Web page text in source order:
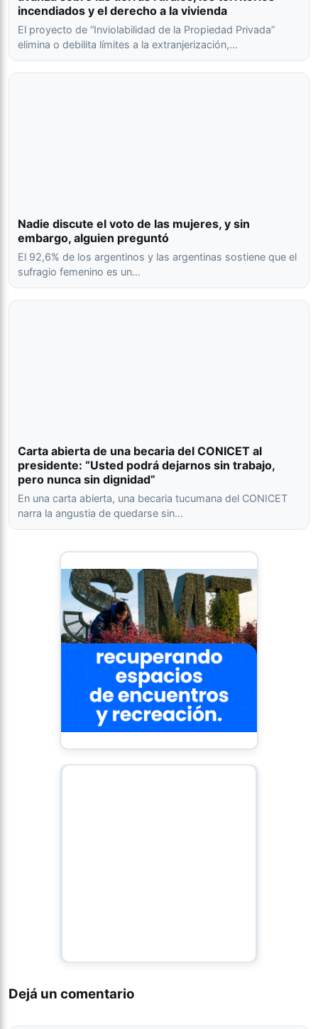
incendiados y el derecho a la vivienda
El proyecto de “Inviolabilidad de la Propiedad Privada”
elimina o debilita límites a la extranjerización,…
Nadie discute el voto de las mujeres, y sin
embargo, alguien preguntó
El 92,6% de los argentinos y las argentinas sostiene que el
sufragio femenino es un…
Carta abierta de una becaria del CONICET al
presidente: “Usted podrá dejarnos sin trabajo,
pero nunca sin dignidad”
En una carta abierta, una becaria tucumana del CONICET
narra la angustia de quedarse sin…
Dejá un comentario